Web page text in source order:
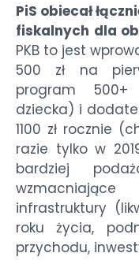
PiS obiecał
fiskalnych dla
PKB to jest
500 zł na
program 500+
dziecka) i
1100 zł rocznie
razie tylko w
bardziej
infrastruktury
roku życia,
przychodu,